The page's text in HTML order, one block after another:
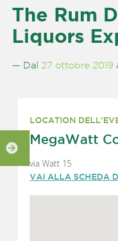
The Rum
Liquors
— Dal 27 ottobre 2019
LOCATION
MegaWatt
via Watt 15
VAI ALLA SCHEDA